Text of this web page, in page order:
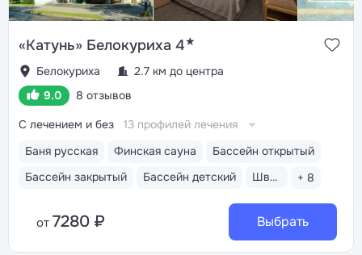
«Катунь» Белокуриха 4★
Белокуриха
2.7 км до центра
9.0
8 отзывов
Баня русская Финская сауна
Бассейн открытый
Бассейн закрытый
Бассейн детский Шведский стол + 8
С лечением и без 13 профилей лечения
от 7280 ₽ Выбрать